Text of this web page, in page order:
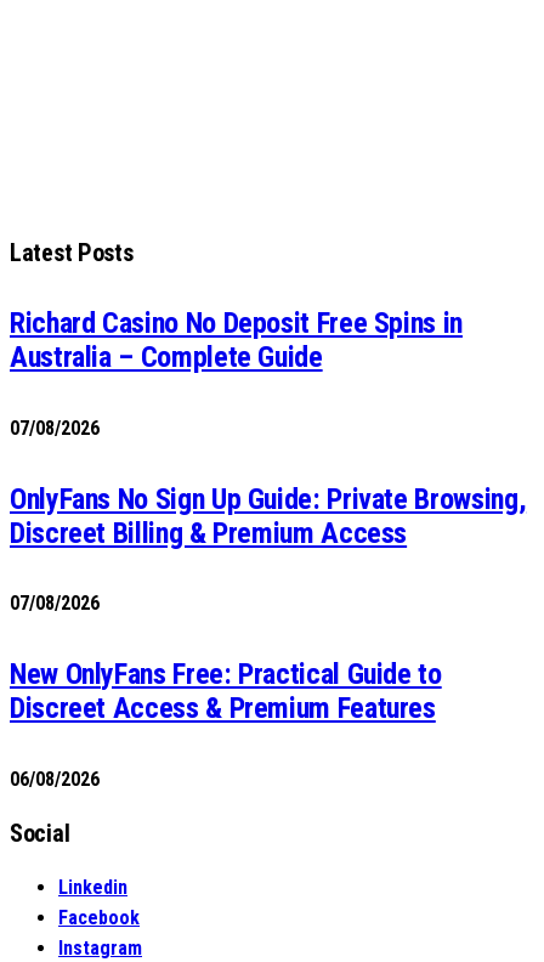
Latest Posts
Richard Casino No Deposit Free Spins in
Australia – Complete Guide
07/08/2026
OnlyFans No Sign Up Guide: Private Browsing,
Discreet Billing & Premium Access
07/08/2026
New OnlyFans Free: Practical Guide to
Discreet Access & Premium Features
06/08/2026
Social
Linkedin
Facebook
Instagram